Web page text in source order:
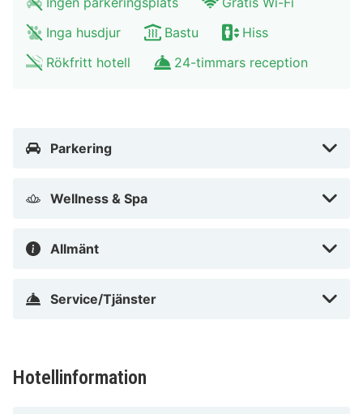
Nära Malagas hamn
Inga husdjur
Bastu
Hiss
Rökfritt hotell
24-timmars reception
Parkering
Wellness & Spa
Allmänt
Service/Tjänster
Hotellinformation